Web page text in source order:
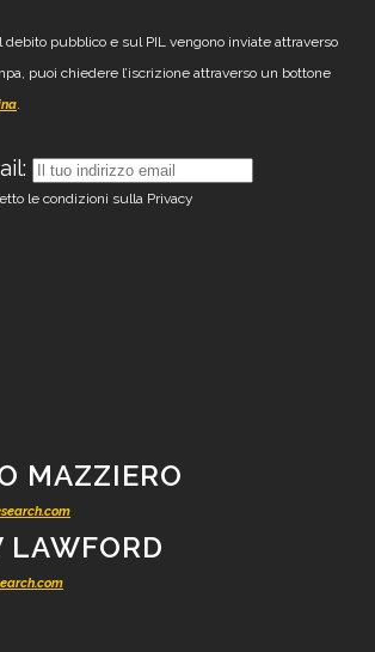
pubblico e sul PIL vengono inviate attraverso
puoi chiedere l’iscrizione attraverso un bottone
.
le condizioni sulla Privacy
MAZZIERO
LAWFORD